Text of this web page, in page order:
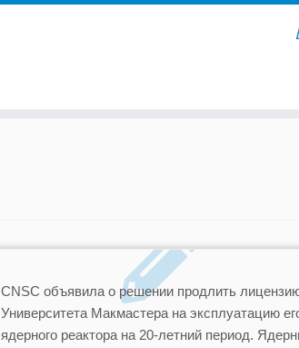
CNSC объявила о решении продлить
Университета Макмастера на эксплуатацию
ядерного реактора на 20-летний период.